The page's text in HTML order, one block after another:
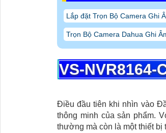
Lắp đặt Trọn Bộ Camera Ghi
Trọn Bộ Camera Dahua Ghi
VS-NVR8164-
Điều đầu tiên khi nhìn vào
thông minh của sản phẩm.
thường mà còn là một thiết bị